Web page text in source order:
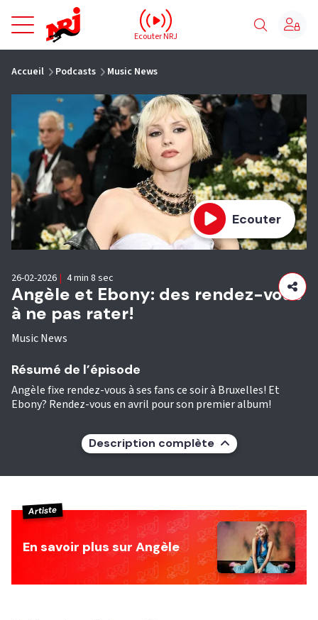
NRJ - Accueil
Ecouter NRJ
Accueil Podcasts Music News
Ecouter
Angèle et Ebony: des rendez-vous
à ne pas rater!
Music News
26-02-2026 | 4 min 8 sec
Résumé de l’épisode
Angèle fixe rendez-vous à ses fans ce soir à Bruxelles! Et
Ebony? Rendez-vous en avril pour son premier album!
Description complète
Artiste
En savoir plus sur Angèle